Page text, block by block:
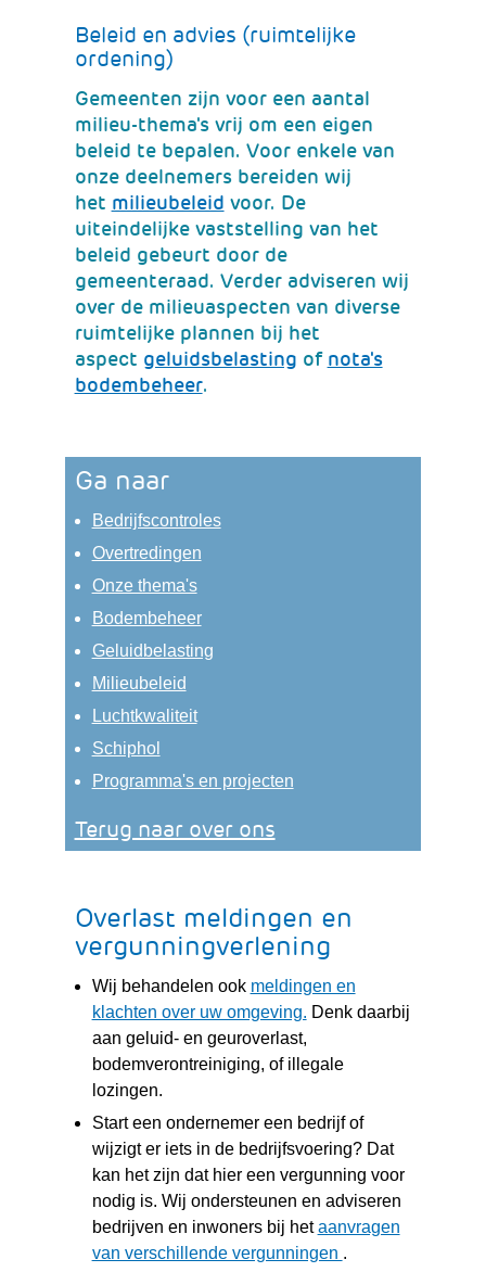
Beleid en advies (ruimtelijke
ordening)
Gemeenten zijn voor een aantal
milieu-thema's vrij om een eigen
beleid te bepalen. Voor enkele van
onze deelnemers bereiden wij
het milieubeleid(verwijst
naar
een
andere
website)
voor. De
uiteindelijke vaststelling van het
beleid gebeurt door de
gemeenteraad. Verder adviseren wij
over de milieuaspecten van diverse
ruimtelijke plannen bij het
aspect geluidsbelasting(verwijst
website)
of nota's
bodembeheer(verwijst
andere
.
Ga naar
Bedrijfscontroles
Overtredingen
Onze thema's
Bodembeheer
Geluidbelasting
Milieubeleid
Luchtkwaliteit
Schiphol
Programma's en projecten
Terug naar over ons
Overlast meldingen en
vergunningverlening
Wij behandelen ook meldingen en
klachten over uw omgeving. (verwijst
een
website)
Denk daarbij
aan geluid- en geuroverlast,
bodemverontreiniging, of illegale
lozingen.
Start een ondernemer een bedrijf of
wijzigt er iets in de bedrijfsvoering? Dat
kan het zijn dat hier een vergunning voor
nodig is. Wij ondersteunen en adviseren
bedrijven en inwoners bij hetaanvragen
van verschillende vergunningen .